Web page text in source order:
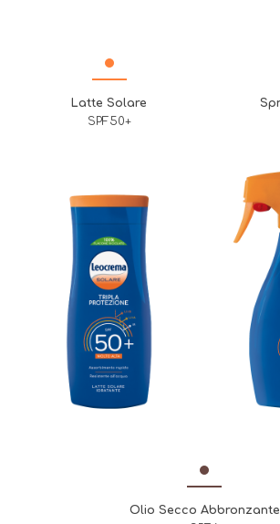
Latte Solare
SPF50+
Olio Secco Abbronzante